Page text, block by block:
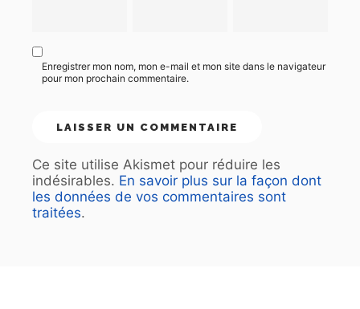
Enregistrer mon nom, mon e-mail et mon site dans le navigateur
pour mon prochain commentaire.
Ce site utilise Akismet pour réduire les
indésirables. En savoir plus sur la façon dont
les données de vos commentaires sont
traitées.